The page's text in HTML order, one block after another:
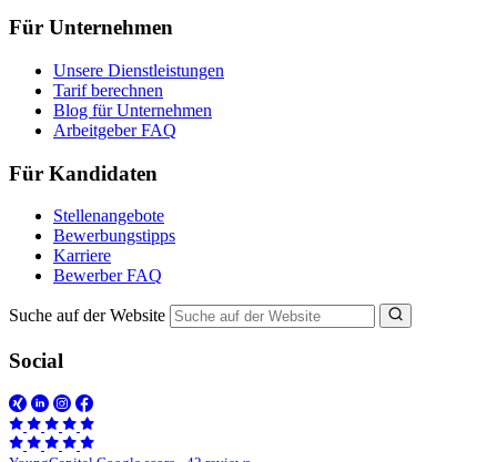
Für Unternehmen
Unsere Dienstleistungen
Tarif berechnen
Blog für Unternehmen
Arbeitgeber FAQ
Für Kandidaten
Stellenangebote
Bewerbungstipps
Karriere
Bewerber FAQ
Suche auf der Website
Social